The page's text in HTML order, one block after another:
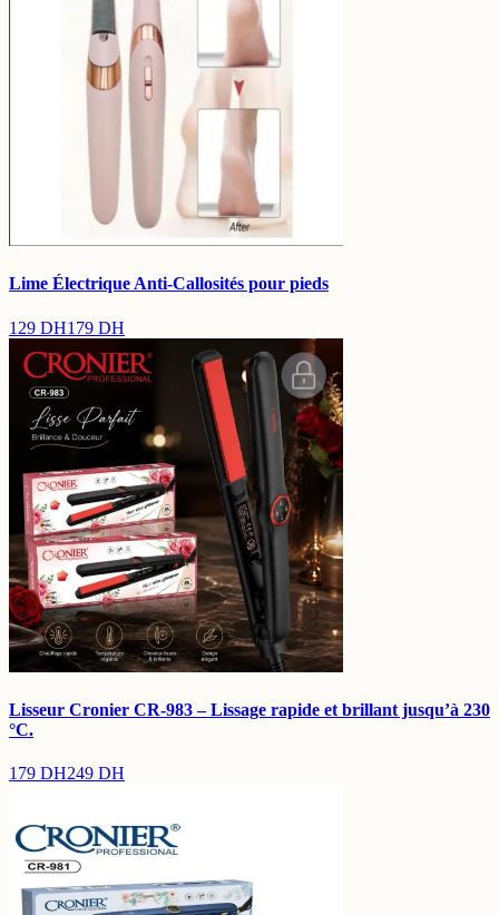
Lime Électrique Anti-Callosités pour pieds
129 DH179 DH
Lisseur Cronier CR-983 – Lissage rapide et brillant jusqu’à 230
°C.
179 DH249 DH